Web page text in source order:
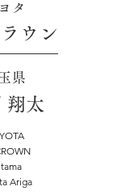
タ
ウン
県
翔太
Ariga